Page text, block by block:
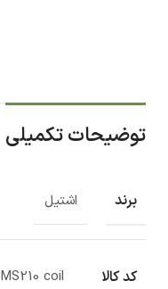
توضیحات تکمیلی
برند اشتیل
کد کالا MS210 coil